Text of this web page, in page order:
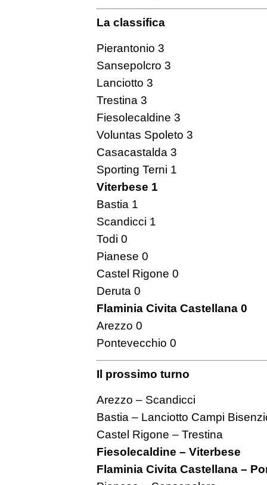
La classifica
Pierantonio 3
Sansepolcro 3
Lanciotto 3
Trestina 3
Fiesolecaldine 3
Voluntas Spoleto 3
Casacastalda 3
Sporting Terni 1
Viterbese 1
Bastia 1
Scandicci 1
Todi 0
Pianese 0
Castel Rigone 0
Deruta 0
Flaminia Civita Castellana 0
Arezzo 0
Pontevecchio 0
Il prossimo turno
Arezzo – Scandicci
Bastia – Lanciotto Campi
Castel Rigone – Trestina
Fiesolecaldine – Viterbese
Flaminia Civita Castellana –